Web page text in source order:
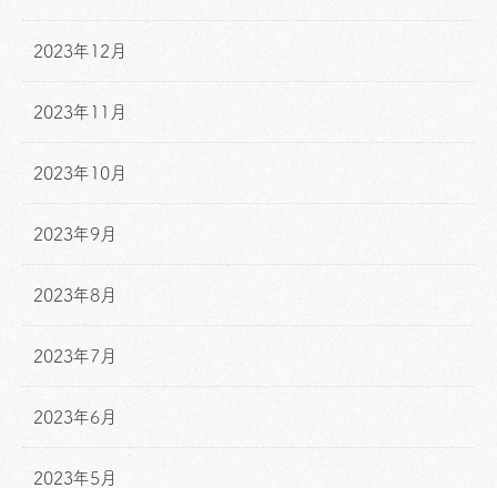
2023年12月
2023年11月
2023年10月
2023年9月
2023年8月
2023年7月
2023年6月
2023年5月